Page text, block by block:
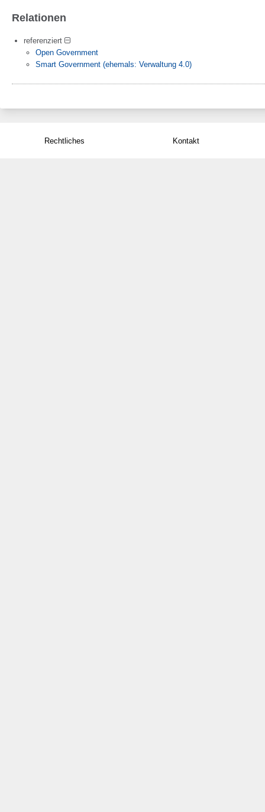
Relationen
referenziert
Open Government
Smart Government (ehemals: Verwaltung 4.0)
Rechtliches Kontakt